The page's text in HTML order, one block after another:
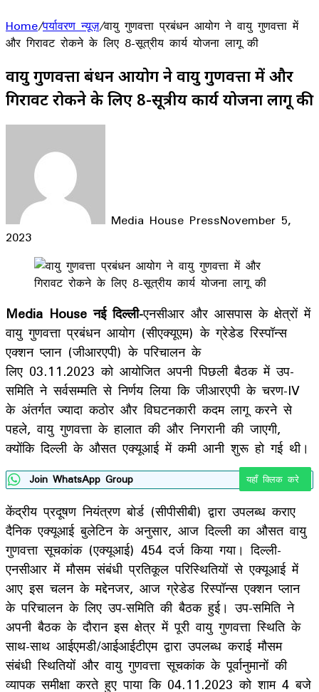
Home/पर्यावरण न्यूज़/वायु गुणवत्ता प्रबंधन आयोग ने वायु गुणवत्ता में
और गिरावट रोकने के लिए 8-सूत्रीय कार्य योजना लागू की
वायु गुणवत्ता प्रबंधन आयोग ने वायु गुणवत्ता में और
गिरावट रोकने के लिए 8-सूत्रीय कार्य योजना लागू की
Media House PressNovember 5,
2023
Facebook
LinkedIn
WhatsApp
Telegram
Media House नई दिल्ली-एनसीआर और आसपास के क्षेत्रों में
वायु गुणवत्ता प्रबंधन आयोग (सीएक्यूएम) के ग्रेडेड रिस्पॉन्स
एक्शन प्लान (जीआरएपी) के परिचालन के
लिए 03.11.2023 को आयोजित अपनी पिछली बैठक में उप-
समिति ने सर्वसम्मति से निर्णय लिया कि जीआरएपी के चरण-IV
के अंतर्गत ज्यादा कठोर और विघटनकारी कदम लागू करने से
पहले, वायु गुणवत्ता के हालात की और निगरानी की जाएगी,
क्योंकि दिल्ली के औसत एक्यूआई में कमी आनी शुरू हो गई थी।
Join WhatsApp Group यहाँ क्लिक करे
केंद्रीय प्रदूषण नियंत्रण बोर्ड (सीपीसीबी) द्वारा उपलब्ध कराए
दैनिक एक्यूआई बुलेटिन के अनुसार, आज दिल्ली का औसत वायु
गुणवत्ता सूचकांक (एक्यूआई) 454 दर्ज किया गया। दिल्ली-
एनसीआर में मौसम संबंधी प्रतिकूल परिस्थितियों से एक्यूआई में
आए इस चलन के मद्देनजर, आज ग्रेडेड रिस्पॉन्स एक्शन प्लान
के परिचालन के लिए उप-समिति की बैठक हुई। उप-समिति ने
अपनी बैठक के दौरान इस क्षेत्र में पूरी वायु गुणवत्ता स्थिति के
साथ-साथ आईएमडी/आईआईटीएम द्वारा उपलब्ध कराई मौसम
संबंधी स्थितियों और वायु गुणवत्ता सूचकांक के पूर्वानुमानों की
व्यापक समीक्षा करते हुए पाया कि 04.11.2023 को शाम 4 बजे